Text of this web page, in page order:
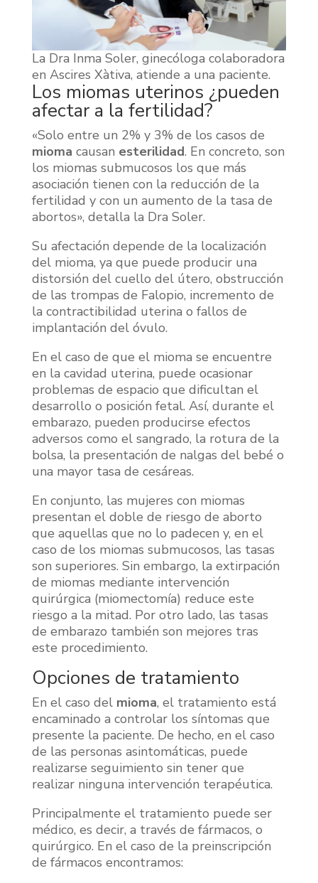
La Dra Inma Soler, ginecóloga colaboradora
en Ascires Xàtiva, atiende a una paciente.
Los miomas uterinos ¿pueden
afectar a la fertilidad?
«Solo entre un 2% y 3% de los casos de
mioma causan esterilidad. En concreto, son
los miomas submucosos los que más
asociación tienen con la reducción de la
fertilidad y con un aumento de la tasa de
abortos», detalla la Dra Soler.
Su afectación depende de la localización
del mioma, ya que puede producir una
distorsión del cuello del útero, obstrucción
de las trompas de Falopio, incremento de
la contractibilidad uterina o fallos de
implantación del óvulo.
En el caso de que el mioma se encuentre
en la cavidad uterina, puede ocasionar
problemas de espacio que dificultan el
desarrollo o posición fetal. Así, durante el
embarazo, pueden producirse efectos
adversos como el sangrado, la rotura de la
bolsa, la presentación de nalgas del bebé o
una mayor tasa de cesáreas.
En conjunto, las mujeres con miomas
presentan el doble de riesgo de aborto
que aquellas que no lo padecen y, en el
caso de los miomas submucosos, las tasas
son superiores. Sin embargo, la extirpación
de miomas mediante intervención
quirúrgica (miomectomía) reduce este
riesgo a la mitad. Por otro lado, las tasas
de embarazo también son mejores tras
este procedimiento.
Opciones de tratamiento
En el caso del mioma, el tratamiento está
encaminado a controlar los síntomas que
presente la paciente. De hecho, en el caso
de las personas asintomáticas, puede
realizarse seguimiento sin tener que
realizar ninguna intervención terapéutica.
Principalmente el tratamiento puede ser
médico, es decir, a través de fármacos, o
quirúrgico. En el caso de la preinscripción
de fármacos encontramos: